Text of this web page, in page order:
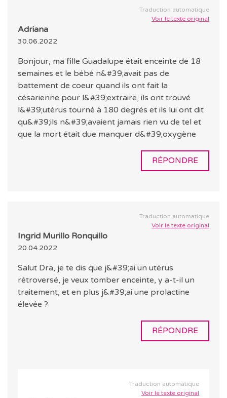
Traduction automatique
Voir le texte original
Adriana
30.06.2022
Bonjour, ma fille Guadalupe était enceinte de 18
semaines et le bébé n&#39;avait pas de
battement de coeur quand ils ont fait la
césarienne pour l&#39;extraire, ils ont trouvé
l&#39;utérus tourné à 180 degrés et ils lui ont dit
qu&#39;ils n&#39;avaient jamais rien vu de tel et
que la mort était due manquer d&#39;oxygène
RÉPONDRE
Traduction automatique
Voir le texte original
Ingrid Murillo Ronquillo
20.04.2022
Salut Dra, je te dis que j&#39;ai un utérus
rétroversé, je veux tomber enceinte, y a-t-il un
traitement, et en plus j&#39;ai une prolactine
élevée ?
RÉPONDRE
Traduction automatique
Voir le texte original